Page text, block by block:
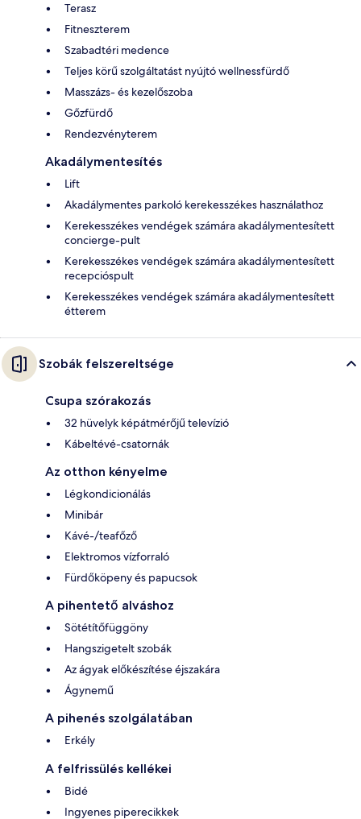
Terasz
Fitneszterem
Szabadtéri medence
Teljes körű szolgáltatást nyújtó wellnessfürdő
Masszázs- és kezelőszoba
Gőzfürdő
Rendezvényterem
Akadálymentesítés
Lift
Akadálymentes parkoló kerekesszékes használathoz
Kerekesszékes vendégek számára akadálymentesített
concierge-pult
Kerekesszékes vendégek számára akadálymentesített
recepcióspult
Kerekesszékes vendégek számára akadálymentesített
étterem
Szobák felszereltsége
Csupa szórakozás
32 hüvelyk képátmérőjű televízió
Kábeltévé-csatornák
Az otthon kényelme
Légkondicionálás
Minibár
Kávé-/teafőző
Elektromos vízforraló
Fürdőköpeny és papucsok
A pihentető alváshoz
Sötétítőfüggöny
Hangszigetelt szobák
Az ágyak előkészítése éjszakára
Ágynemű
A pihenés szolgálatában
Erkély
A felfrissülés kellékei
Bidé
Ingyenes piperecikkek